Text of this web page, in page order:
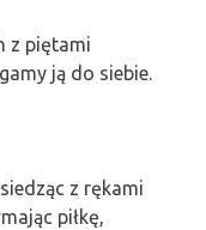
z piętami
ją do siebie.
z rękami
piłkę,